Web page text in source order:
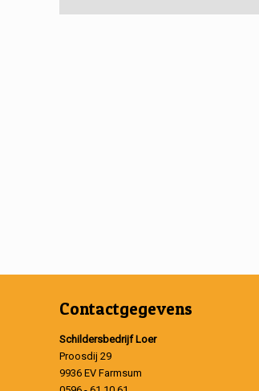
Contactgegevens
Schildersbedrijf Loer
Proosdij 29
9936 EV Farmsum